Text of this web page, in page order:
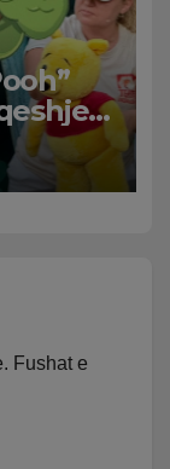
Fushat e